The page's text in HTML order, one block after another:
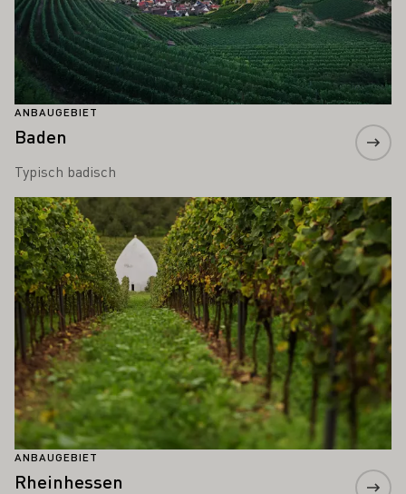
ANBAUGEBIET
Baden
Typisch badisch
ANBAUGEBIET
Rheinhessen
Mehr erfahren